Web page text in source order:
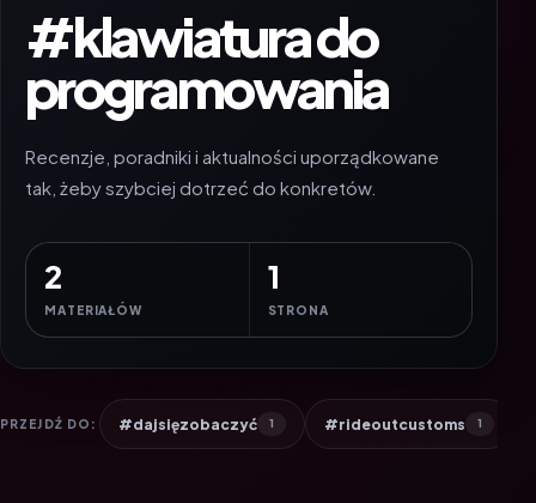
#klawiatura do
programowania
Recenzje, poradniki i aktualności uporządkowane
tak, żeby szybciej dotrzeć do konkretów.
2
MATERIAŁÓW
1
STRONA
PRZEJDŹ DO: #dajsięzobaczyć 1 #rideoutcustoms 1